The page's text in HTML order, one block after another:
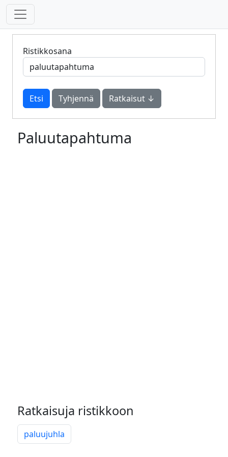
Ristikkosana
Tyhjennä Ratkaisut ↓
Paluutapahtuma
Ratkaisuja ristikkoon
paluujuhla